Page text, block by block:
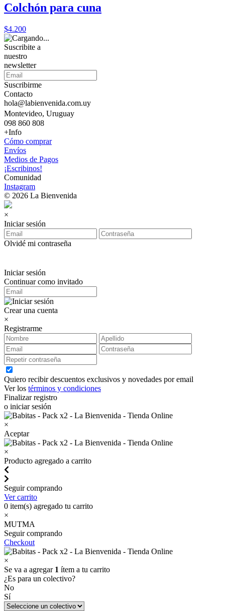
Colchón para cuna
$4.200
Suscribite a
nuestro
newsletter
Suscribirme
Contacto
hola@labienvenida.com.uy
Montevideo, Uruguay
098 860 808
+Info
Cómo comprar
Envíos
Medios de Pagos
¡Escribinos!
Comunidad
Instagram
© 2026 La Bienvenida
×
Iniciar sesión
Olvidé mi contraseña
Iniciar sesión
Continuar como invitado
Crear una cuenta
×
Registrarme
Quiero recibir descuentos exclusivos y novedades por email
Ver los términos y condiciones
Finalizar registro
o iniciar sesión
×
Aceptar
×
Producto agregado a carrito
Seguir comprando
Ver carrito
0 item(s) agregado tu carrito
×
MUTMA
Seguir comprando
Checkout
×
Se va a agregar 1 ítem a tu carrito
¿Es para un colectivo?
No
Sí